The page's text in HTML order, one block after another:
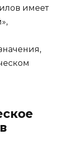
имеет